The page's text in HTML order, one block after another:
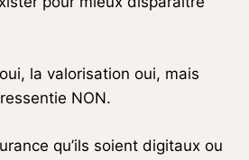
la valorisation oui, mais
NON.
qu’ils soient digitaux ou